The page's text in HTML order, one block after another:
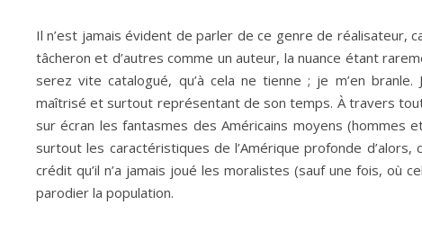
Il n’est jamais évident de parler de ce genre de réalisateur,
tâcheron et d’autres comme un auteur, la nuance étant
serez vite catalogué, qu’à cela ne tienne ; je m’en
maîtrisé et surtout représentant de son temps. À travers
sur écran les fantasmes des Américains moyens (hommes
surtout les caractéristiques de l’Amérique profonde
crédit qu’il n’a jamais joué les moralistes (sauf une fois, où
parodier la population.